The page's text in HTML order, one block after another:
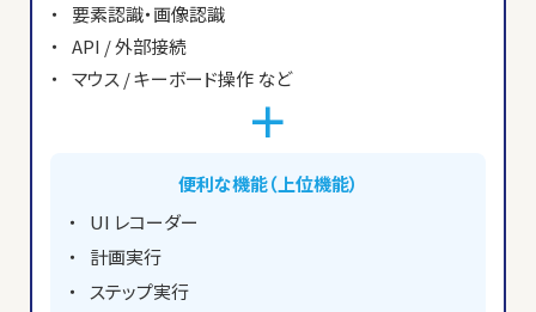
要素認識・画像認識
API / 外部接続
マウス / キーボード操作 など
＋
便利な機能（上位機能）
UI レコーダー
計画実行
ステップ実行